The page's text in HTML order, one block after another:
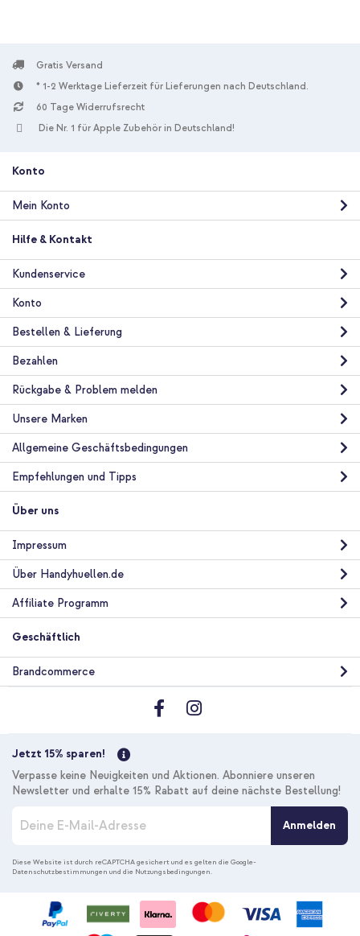
Kostenloser Versand
Versand
Gratis Versand
* 1-2 Werktage Lieferzeit für Lieferungen nach Deutschland.
60 Tage Widerrufsrecht
Die Nr. 1 für Apple Zubehör in Deutschland!
Konto
Mein Konto
Hilfe & Kontakt
Kundenservice
Konto
Bestellen & Lieferung
Bezahlen
Rückgabe & Problem melden
Unsere Marken
Allgemeine Geschäftsbedingungen
Empfehlungen und Tipps
Über uns
Impressum
Über Handyhuellen.de
Affiliate Programm
Geschäftlich
Brandcommerce
Jetzt 15% sparen!
Verpasse keine Neuigkeiten und Aktionen. Abonniere unseren
Newsletter und erhalte 15% Rabatt auf deine nächste Bestellung!
d
e
Anmelden
Diese Website ist durch reCAPTCHA gesichert und es gelten dieGoogle-
Datenschutzbestimmungen und die Nutzungsbedingungen.